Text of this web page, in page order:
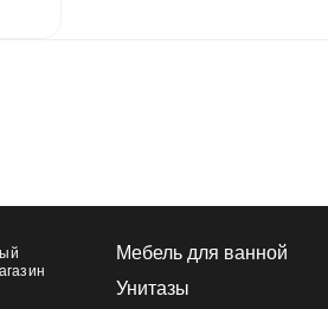
Мебель для ванной
Унитазы